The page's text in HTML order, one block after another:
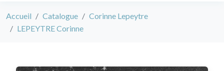
Accueil Catalogue
Corinne Lepeytre
LEPEYTRE Corinne